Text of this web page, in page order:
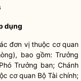
dụng
đơn vị thuộc cơ quan
bao gồm: Trưởng
Trưởng ban; Chánh
cơ quan Bộ Tài chính;